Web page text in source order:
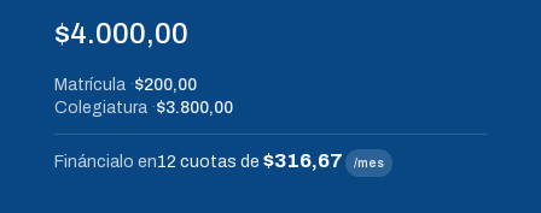
$4.000,00
Matrícula $200,00
Colegiatura $3.800,00
Fináncialo en12 cuotas de $316,67 /mes